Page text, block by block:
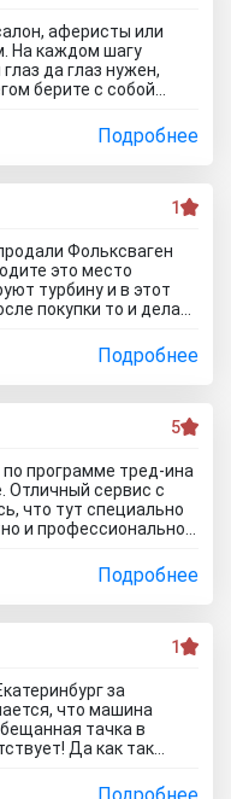
аферисты или
На каждом шагу
да глаз нужен,
берите с собой
никак не давал
ни в салон сесть, ни
и то вместо них
стало. Может по
Как я его не убеждал,
интересно было, а
на все 5 договора
что в Челябинске
с лживый автоцентр
Подробнее
1
Фольксваген
это место
турбину и в этот
покупки то и делаю,
ничего не могу
Аферисты хреновы! Я
в Тольятти
М-Авто!
Подробнее
5
программе тред-ина
Отличный сервис с
что тут специально
и профессионально.
тут в салоне. Для
не надо. Сделали
цену. Теперь буду
, что быстро
Подробнее
1
за
что машина
тачка в
Да как так
потому что мне такой
Подробнее